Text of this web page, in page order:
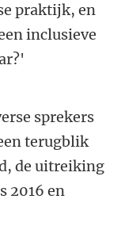
praktijk, en
inclusieve
sprekers
terugblik
de uitreiking
2016 en